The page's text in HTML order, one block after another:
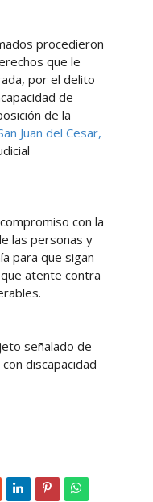
procedieron
que le
por el delito
de
de la
Juan del Cesar,
con la
las personas y
para que sigan
atente contra
señalado de
discapacidad